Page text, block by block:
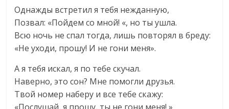
Однажды встретил я тебя нежданную,
Позвал: «Пойдем со мной! «, но ты ушла.
Всю ночь не спал тогда, лишь повторял в бреду:
«Не уходи, прошу! И не гони меня».
А я тебя искал, я по тебе скучал.
Наверно, это сон? Мне помогли друзья.
Твой номер наберу и все тебе скажу: